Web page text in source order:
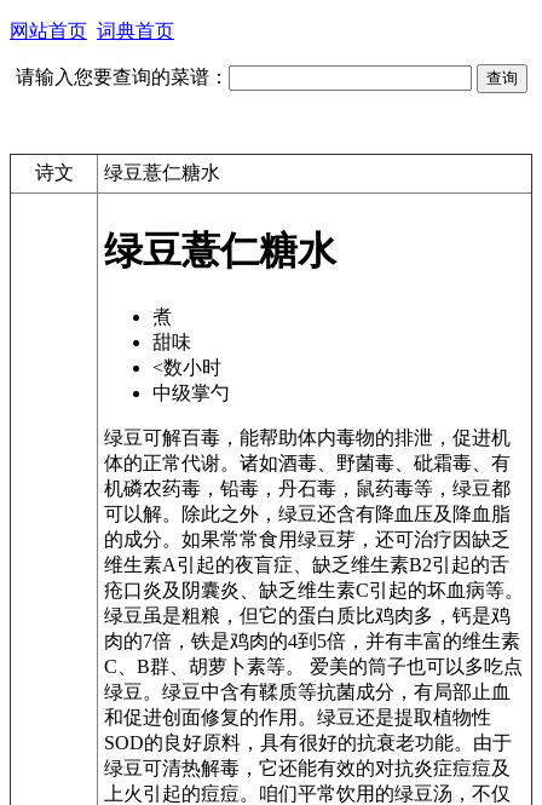
网站首页 词典首页
请输入您要查询的菜谱：
诗文 绿豆薏仁糖水
绿豆薏仁糖水
煮
甜味
<数小时
中级掌勺
绿豆可解百毒，能帮助体内毒物的排泄，促进机
体的正常代谢。诸如酒毒、野菌毒、砒霜毒、有
机磷农药毒，铅毒，丹石毒，鼠药毒等，绿豆都
可以解。除此之外，绿豆还含有降血压及降血脂
的成分。如果常常食用绿豆芽，还可治疗因缺乏
维生素A引起的夜盲症、缺乏维生素B2引起的舌
疮口炎及阴囊炎、缺乏维生素C引起的坏血病等。
绿豆虽是粗粮，但它的蛋白质比鸡肉多，钙是鸡
肉的7倍，铁是鸡肉的4到5倍，并有丰富的维生素
C、B群、胡萝卜素等。 爱美的筒子也可以多吃点
绿豆。绿豆中含有鞣质等抗菌成分，有局部止血
和促进创面修复的作用。绿豆还是提取植物性
SOD的良好原料，具有很好的抗衰老功能。由于
绿豆可清热解毒，它还能有效的对抗炎症痘痘及
上火引起的痘痘。咱们平常饮用的绿豆汤，不仅